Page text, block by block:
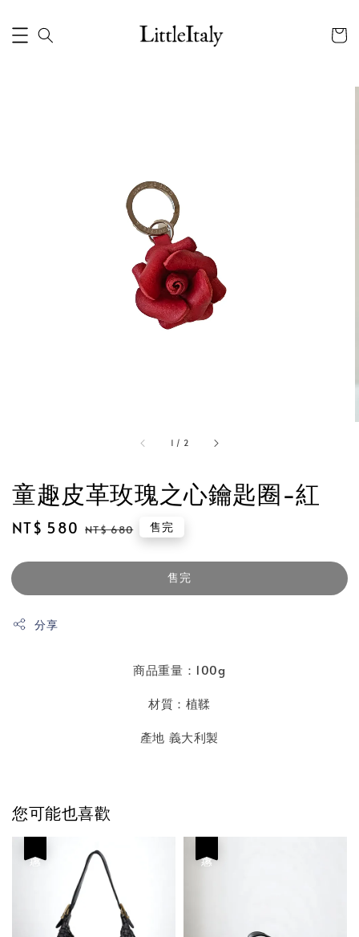
1 / 2
童趣皮革玫瑰之心鑰匙圈-紅
Sale
NT$ 580 Regular
NT$ 680 售完
售完
分享
商品重量：100g
材質：植鞣
產地 義大利製
您可能也喜歡